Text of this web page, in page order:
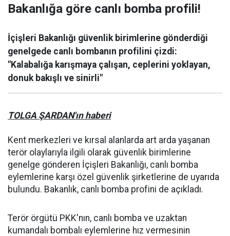
Bakanlığa göre canlı bomba profili!
İçişleri Bakanlığı güvenlik birimlerine gönderdiği
genelgede canlı bombanın profilini çizdi:
"Kalabalığa karışmaya çalışan, ceplerini yoklayan,
donuk bakışlı ve sinirli"
TOLGA ŞARDAN'ın haberi
Kent merkezleri ve kırsal alanlarda art arda yaşanan
terör olaylarıyla ilgili olarak güvenlik birimlerine
genelge gönderen İçişleri Bakanlığı, canlı bomba
eylemlerine karşı özel güvenlik şirketlerine de uyarıda
bulundu. Bakanlık, canlı bomba profini de açıkladı.
Terör örgütü PKK'nın, canlı bomba ve uzaktan
kumandalı bombalı eylemlerine hız vermesinin